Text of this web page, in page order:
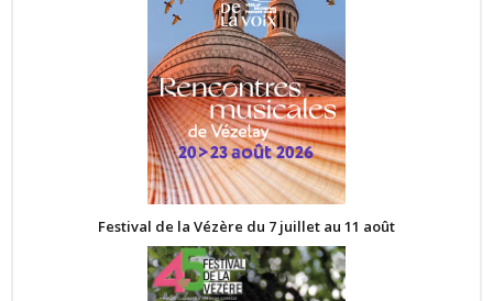
Festival de la Vézère du 7 juillet au 11 août